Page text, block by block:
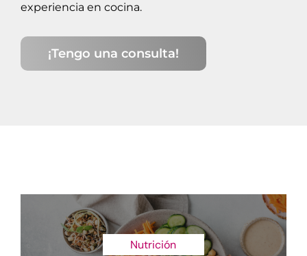
experiencia en cocina.
¡Tengo una consulta!
Nutrición